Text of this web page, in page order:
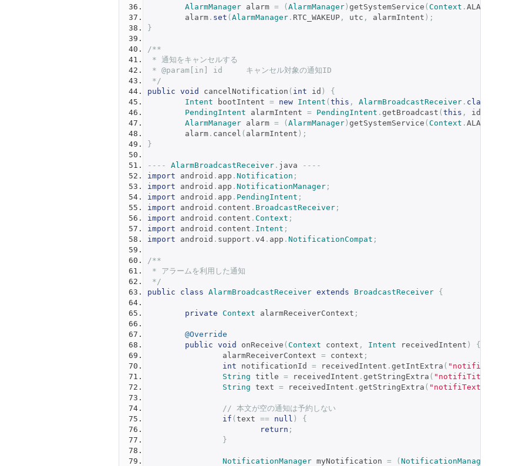
AlarmManager alarm = ( AlarmManager ) getSystemService ( Context .
	alarm
. set ( AlarmManager . RTC_WAKEUP , utc , alarmIntent );
}
/**
* 通知をキャンセルする
* @param[in] id     キャンセル対象の通知ID
*/
public void cancelNotification ( int id )
{
Intent bootIntent = new Intent ( this , AlarmBroadcastReceiver . class
PendingIntent alarmIntent = PendingIntent . getBroadcast ( this , id
AlarmManager alarm = ( AlarmManager ) getSystemService ( Context .
	alarm
. cancel ( alarmIntent );
}
---- AlarmBroadcastReceiver . java
----
import android . app . Notification ;
import android . app . NotificationManager ;
import android . app . PendingIntent ;
import android . content . BroadcastReceiver ;
import android . content . Context ;
import android . content . Intent ;
import android . support . v4 . app . NotificationCompat ;
/**
* アラームを利用した通知
*/
public
class AlarmBroadcastReceiver extends BroadcastReceiver {
private Context alarmReceiverContext ;
@Override
public void onReceive ( Context context , Intent receivedIntent )
{
		alarmReceiverContext
= context ;
int notificationId = receivedIntent . getIntExtra (
String title = receivedIntent . getStringExtra ( "notifiTitle"
String text = receivedIntent . getStringExtra ( "notifiText"
// 本文が空の通知は予約しない
if ( text == null )
{
return ;
}
NotificationManager myNotification = ( NotificationManager